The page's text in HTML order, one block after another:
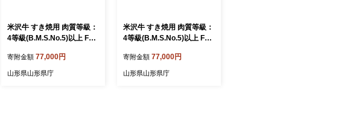
米沢牛 すき焼用 肉質等級：
4等級(B.M.S.No.5)以上 F2Y
寄附金額 77,000円
山形県山形県庁
米沢牛 すき焼用 肉質等級：
4等級(B.M.S.No.5)以上 F2Y
寄附金額 77,000円
山形県山形県庁